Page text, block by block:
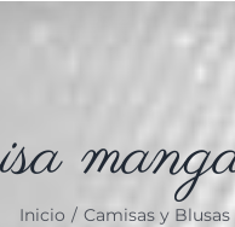
Inicio Camisas y Blusas